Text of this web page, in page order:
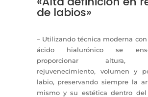
de labios»
– Utilizando técnica moderna
ácido hialurónico se
proporcionar altura,
rejuvenecimiento, volumen y
labio, preservando siempre la
mismo y su estética dentro del